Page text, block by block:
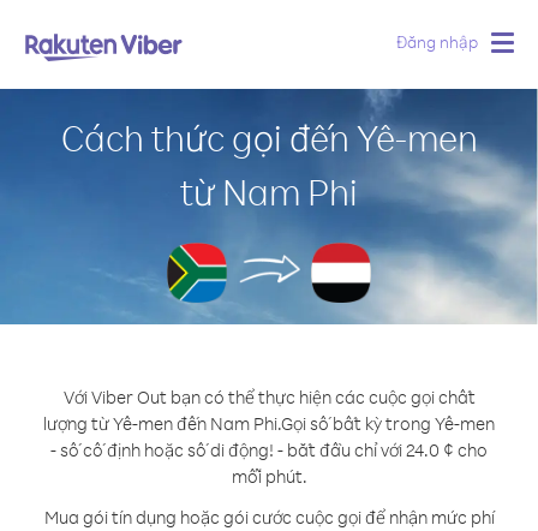
Đăng nhập
Cách thức gọi đến Yê-men
từ Nam Phi
Với Viber Out bạn có thể thực hiện các cuộc gọi chất
lượng từ Yê-men đến Nam Phi.Gọi số bất kỳ trong Yê-men
- số cố định hoặc số di động! - bắt đầu chỉ với 24.0 ¢ cho
mỗi phút.
Mua gói tín dụng hoặc gói cước cuộc gọi để nhận mức phí